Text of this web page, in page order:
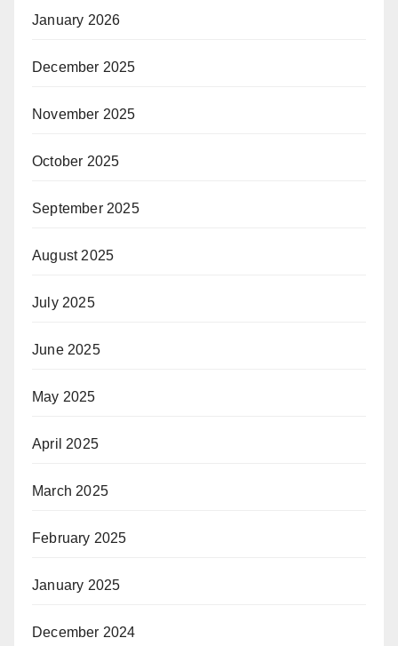
January 2026
December 2025
November 2025
October 2025
September 2025
August 2025
July 2025
June 2025
May 2025
April 2025
March 2025
February 2025
January 2025
December 2024